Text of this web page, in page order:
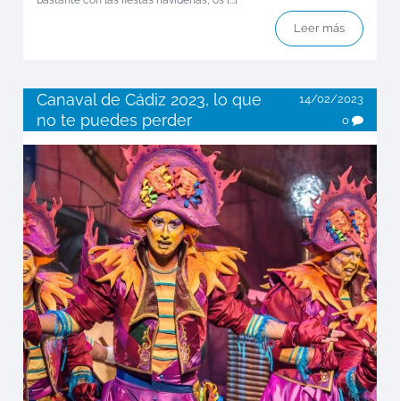
Leer más
Canaval de Cádiz 2023, lo que
no te puedes perder
14/02/2023
0